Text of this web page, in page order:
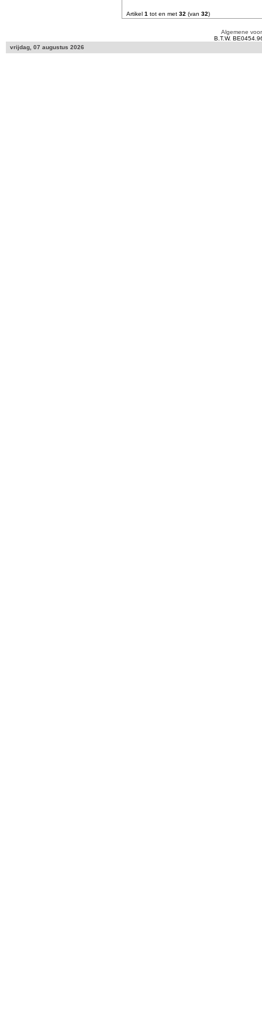
Artikel 1 tot en met 32 (van 32)
Algemene
B.T.W.
vrijdag, 07 augustus 2026